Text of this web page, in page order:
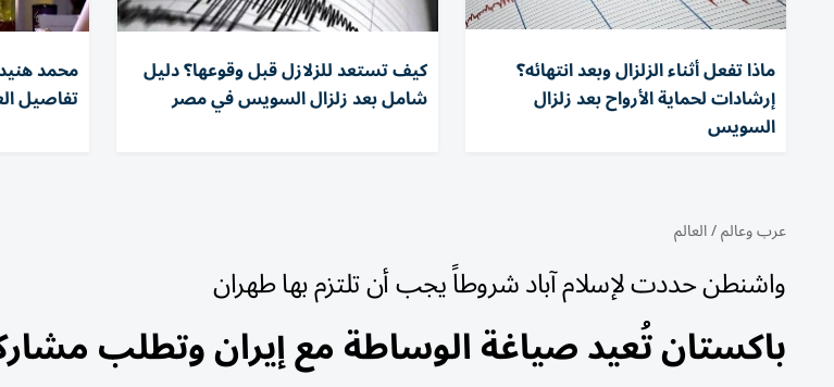
ماذا تفعل أثناء الزلزال وبعد انتهائه؟
إرشادات لحماية الأرواح بعد زلزال
السويس
كيف تستعد للزلازل قبل وقوعها؟ دليل
شامل بعد زلزال السويس في مصر
محمد
تفاصيل
عرب وعالم/العالم
واشنطن حددت لإسلام آباد شروطاً يجب أن تلتزم بها طهران
باكستان تُعيد صياغة الوساطة مع إيران وتطلب